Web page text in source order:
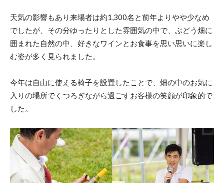
天気の影響もあり来場者は約1,300名と前年よりやや少なめ
でしたが、その分ゆったりとした雰囲気の中で、ぶどう畑に
囲まれた自然の中、好きなワインとお食事を思い思いに楽し
む姿が多く見られました。
今年は自由に使える椅子を設置したことで、畑の中のお気に
入りの場所でくつろぎながら過ごすお客様の笑顔が印象的で
した。